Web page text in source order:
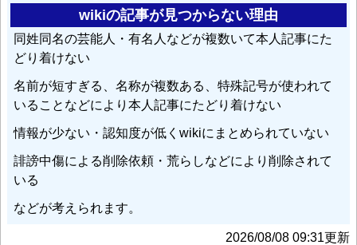
wikiの記事が見つからない理由
同姓同名の芸能人・有名人などが複数いて本人記事にた
どり着けない
名前が短すぎる、名称が複数ある、特殊記号が使われて
いることなどにより本人記事にたどり着けない
情報が少ない・認知度が低くwikiにまとめられていない
誹謗中傷による削除依頼・荒らしなどにより削除されて
いる
などが考えられます。
2026/08/08 09:31更新